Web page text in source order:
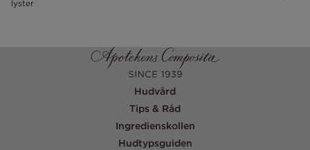
lyster
Hudvård
Tips & Råd
Ingredienskollen
Hudtypsguiden